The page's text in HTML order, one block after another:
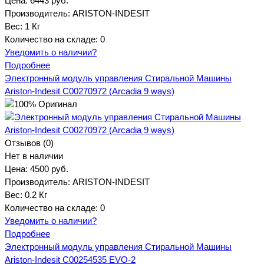
Производитель: ARISTON-INDESIT
Вес: 1 Кг
Количество на складе: 0
Уведомить о наличии?
Подробнее
Электронный модуль управления Стиральной Машины
Ariston-Indesit C00270972 (Arсadia 9 ways)
Отзывов (0)
Нет в наличии
Цена: 4500 руб.
Производитель: ARISTON-INDESIT
Вес: 0.2 Кг
Количество на складе: 0
Уведомить о наличии?
Подробнее
Электронный модуль управления Стиральной Машины
Ariston-Indesit C00254535 EVO-2